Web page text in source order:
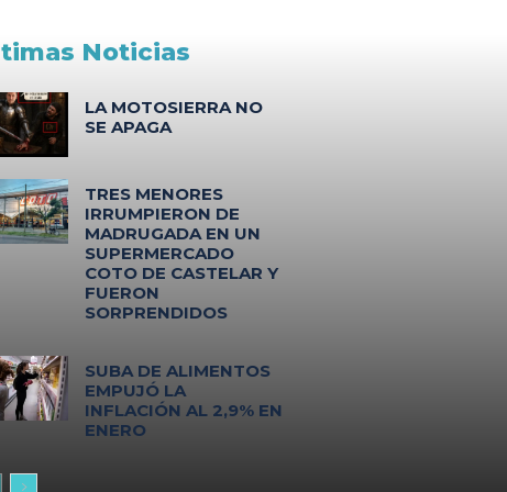
Noticias
LA MOTOSIERRA NO
SE APAGA
TRES MENORES
IRRUMPIERON DE
MADRUGADA EN UN
SUPERMERCADO
COTO DE CASTELAR Y
FUERON
SORPRENDIDOS
SUBA DE ALIMENTOS
EMPUJÓ LA
INFLACIÓN AL 2,9% EN
ENERO